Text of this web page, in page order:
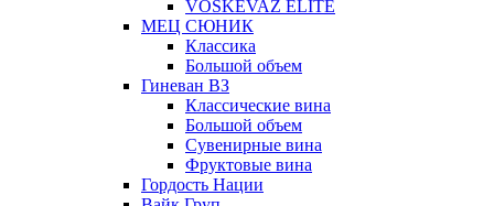
VOSKEVAZ ELITE
МЕЦ СЮНИК
Классика
Большой объем
Гиневан ВЗ
Классические вина
Большой объем
Сувенирные вина
Фруктовые вина
Гордость Нации